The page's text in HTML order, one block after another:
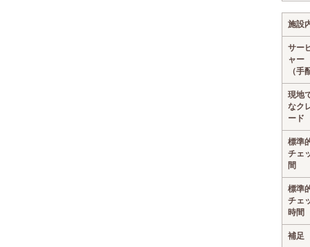
施設
サー
ャー
（手
現地
なク
ード
標準
チェ
間
標準
チェ
時間
補足